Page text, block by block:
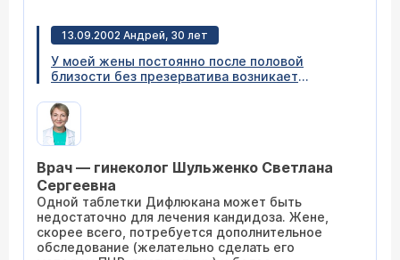
инфекционным заболеваниям
только после изучения результата сделанных
анализов. Не пренебрегайте также лечением
заболеваний могут быть связаны с тем, что Ваш
партнер будучи инфицированным постоянно
заражает и Вас.
13.09.2002 Андрей, 30 лет
У моей жены постоянно после половой
близости без презерватива возникает
ноль. После очередной близости у жены
снова возник кандидоз, анализы подтвердили.
Выписали свечи Нистатин, вылечилась, но
явно, но симптомов нет. Как лечить, может ли
данная картина свидетельствовать о
хроническом простатите? Врач назначил
Дифлюкан. Достаточно ли 1 таблетки
Дифлюкана для закоренелого латентного
кандидоза?
Врач — гинеколог Шульженко Светлана
Сергеевна
Одной таблетки Дифлюкана может быть
недостаточно для лечения кандидоза. Жене,
скорее всего, потребуется дополнительное
обследование (желательно сделать его